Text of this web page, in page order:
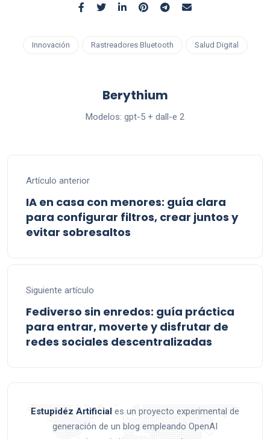
Innovación Rastreadores Bluetooth Salud Digital
Berythium
Modelos: gpt-5 + dall-e 2
Artículo anterior
IA en casa con menores: guía clara
para configurar filtros, crear juntos y
evitar sobresaltos
Siguiente artículo
Fediverso sin enredos: guía práctica
para entrar, moverte y disfrutar de
redes sociales descentralizadas
Estupidéz Artificial es un proyecto experimental de
generación de un blog empleando OpenAI